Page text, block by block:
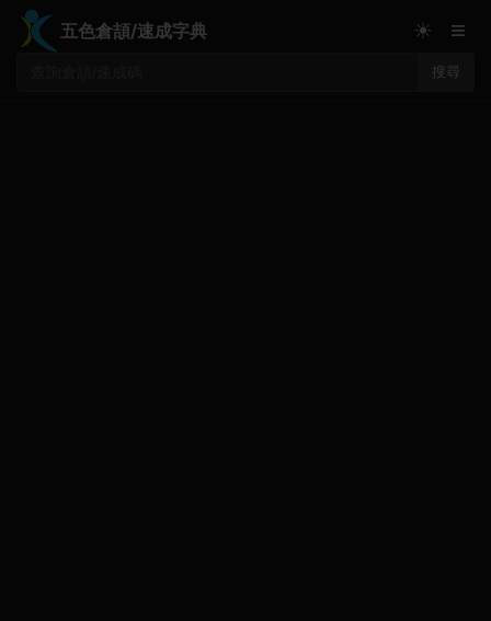
五色倉頡/速成字典
搜尋
☀ ≡